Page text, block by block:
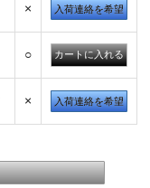
× 入荷連絡を希望
○
× 入荷連絡を希望